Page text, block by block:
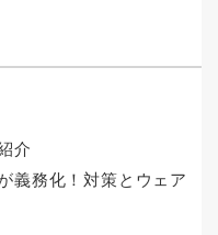
介
義務化！対策とウェア